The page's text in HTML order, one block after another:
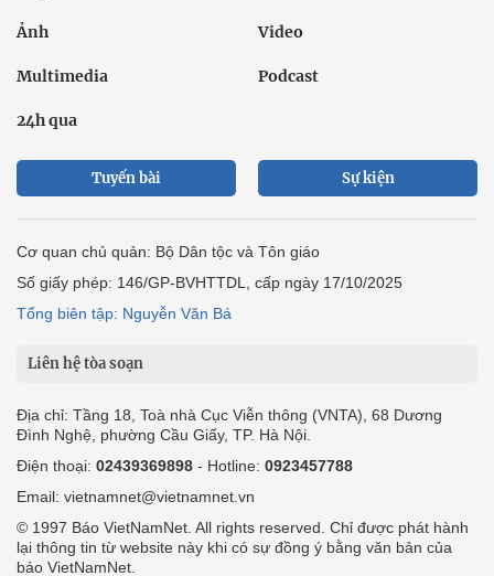
Ảnh Video
Multimedia Podcast
24h qua
Tuyến bài Sự kiện
Cơ quan chủ quản: Bộ Dân tộc và Tôn giáo
Số giấy phép: 146/GP-BVHTTDL, cấp ngày 17/10/2025
Tổng biên tập: Nguyễn Văn Bá
Liên hệ tòa soạn
Địa chỉ: Tầng 18, Toà nhà Cục Viễn thông (VNTA), 68 Dương
Đình Nghệ, phường Cầu Giấy, TP. Hà Nội.
Điện thoại: 02439369898 - Hotline: 0923457788
Email: vietnamnet@vietnamnet.vn
© 1997 Báo VietNamNet. All rights reserved. Chỉ được phát hành
lại thông tin từ website này khi có sự đồng ý bằng văn bản của
báo VietNamNet.